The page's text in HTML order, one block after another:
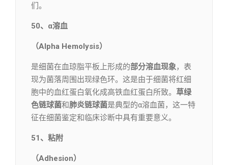
们。
50、α溶血
（Alpha Hemolysis）
是细菌在血琼脂平板上形成的部分溶血现象，表
现为菌落周围出现绿色环。这是由于细菌将红细
胞中的血红蛋白氧化成高铁血红蛋白所致。 草绿
色链球菌和肺炎链球菌是典型的α溶血菌，这一特
征在细菌鉴定和临床诊断中具有重要意义。
51、粘附
（Adhesion）